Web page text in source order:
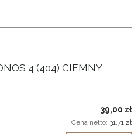
4 (404) CIEMNY
39,00 zł
Cena netto: 31,71 zł